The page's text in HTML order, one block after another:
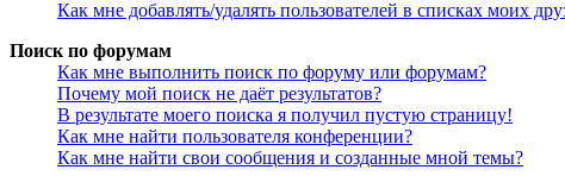
Как мне добавлять/удалять пользователей в списках моих
Поиск по форумам
Как мне выполнить поиск по форуму или форумам?
Почему мой поиск не даёт результатов?
В результате моего поиска я получил пустую страницу!
Как мне найти пользователя конференции?
Как мне найти свои сообщения и созданные мной темы?